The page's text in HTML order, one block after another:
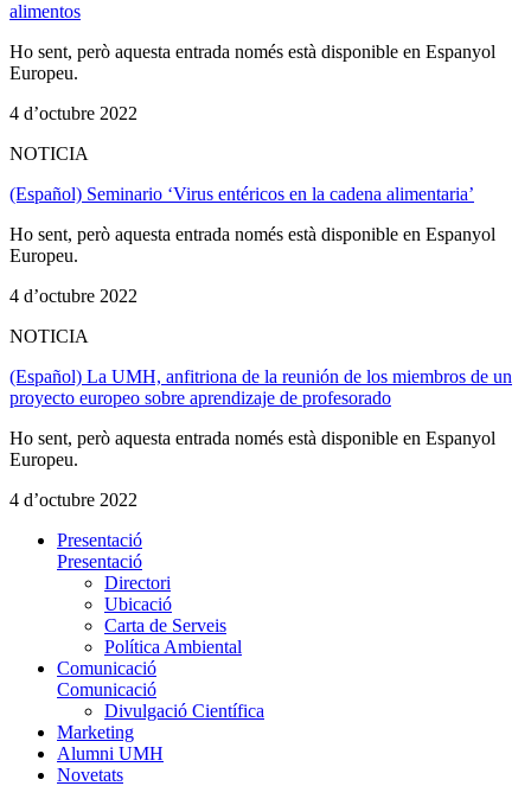
alimentos
Ho sent, però aquesta entrada només està disponible en Espanyol
Europeu.
4 d’octubre 2022
NOTICIA
(Español) Seminario ‘Virus entéricos en la cadena alimentaria’
Ho sent, però aquesta entrada només està disponible en Espanyol
Europeu.
4 d’octubre 2022
NOTICIA
(Español) La UMH, anfitriona de la reunión de los miembros de un
proyecto europeo sobre aprendizaje de profesorado
Ho sent, però aquesta entrada només està disponible en Espanyol
Europeu.
4 d’octubre 2022
Presentació
Presentació
Directori
Ubicació
Carta de Serveis
Política Ambiental
Comunicació
Comunicació
Divulgació Científica
Marketing
Alumni UMH
Novetats